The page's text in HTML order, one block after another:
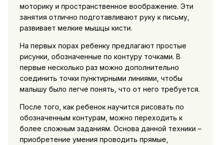
моторику и пространственное воображение. Эти
занятия отлично подготавливают руку к письму,
развивает мелкие мышцы кисти.
На первых порах ребенку предлагают простые
рисунки, обозначенные по контуру точками. В
первые несколько раз можно дополнительно
соединить точки пунктирными линиями, чтобы
малышу было легче понять, что от него требуется.
После того, как ребенок научится рисовать по
обозначенным контурам, можно переходить к
более сложным заданиям. Основа данной техники –
приобретение умения проводить прямые,